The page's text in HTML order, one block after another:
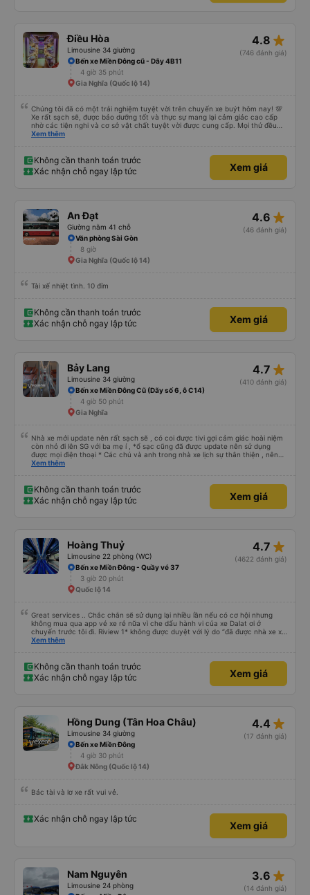
Điều Hòa
Limousine 34 giường
4.8 star_rate
(746 đánh giá)
Bến xe Miền Đông cũ - Dãy 4B11
4 giờ 35 phút
Gia Nghĩa (Quốc lộ 14)
Chúng tôi đã có một trải nghiệm tuyệt vời trên chuyến xe buýt hôm nay! 💯
Xe rất sạch sẽ, được bảo dưỡng tốt và thực sự mang lại cảm giác cao cấp
nhờ các tiện nghi và cơ sở vật chất tuyệt vời được cung cấp. Mọi thứ đều
thoải mái và ngăn nắp. Nhân viên và tài xế rất tốt bụng, hữu ích và chu đáo,
đối với tôi và gia đình. Chúng tôi rất vui và hài lòng từ đầu đến cuối. Rất đáng
giới thiệu! 💛 Về ứng dụng, nó rất dễ sử dụng, thân thiện với người dùng và
tiện lợi khi đặt chuyến đi của chúng tôi. Mọi thứ đều diễn ra suôn sẻ!
Xem thêm
Không cần thanh toán trước
Xác nhận chỗ ngay lập tức
Xem giá
An Đạt
Giường nằm 41 chỗ
4.6 star_rate
(46 đánh giá)
Văn phòng Sài Gòn
8 giờ
Gia Nghĩa (Quốc lộ 14)
Tài xế nhiệt tình. 10 đỉm
Không cần thanh toán trước
Xác nhận chỗ ngay lập tức
Xem giá
Bảy Lang
Limousine 34 giường
4.7 star_rate
(410 đánh giá)
Bến xe Miền Đông Cũ (Dãy số 6, ô C14)
4 giờ 50 phút
Gia Nghĩa
Nhà xe mới update nên rất sạch sẽ , có coi được tivi gợi cảm giác hoài niệm
còn nhỏ đi lên SG với ba mẹ í , *ổ sạc cũng đã được update nên sử dụng
được mọi điện thoại * Các chú và anh trong nhà xe lịch sự thân thiện , nên
các bạn yên tâm , giá còn phù hợp nữa nói chung oki la ngen , ai có nhu cầu
Xem thêm
Không cần thanh toán trước
Xác nhận chỗ ngay lập tức
Xem giá
Hoàng Thuỷ
Limousine 22 phòng (WC)
4.7 star_rate
(4622 đánh giá)
Bến xe Miền Đông - Quầy vé 37
3 giờ 20 phút
Quốc lộ 14
Great services .. Chắc chắn sẽ sử dụng lại nhiều lần nếu có cơ hội nhưng
không mua qua app vé xe rẻ nữa vì che dấu hành vi của xe Dalat ơi ở
chuyến trước tôi đi. Riview 1* không được duyệt với lý do “đã được nhà xe xử
lý với khách hàng” trong khi tôi là khách hàng và trải nghiệm của tôi lại nói là
Chúng tôi cũng sẽ viết bài trên các nền tảng về trải nghiệm của tôi cả về
Dalat lẫn vé xe rẻ. Xin cảm ơn.
Xem thêm
Không cần thanh toán trước
Xác nhận chỗ ngay lập tức
Xem giá
Hồng Dung (Tân Hoa Châu)
Limousine 34 giường
4.4 star_rate
(17 đánh giá)
Bến xe Miền Đông
4 giờ 30 phút
Đắk Nông (Quốc lộ 14)
Bác tài và lơ xe rất vui vẻ.
Xác nhận chỗ ngay lập tức
Xem giá
Nam Nguyên
Limousine 24 phòng
3.6 star_rate
(14 đánh giá)